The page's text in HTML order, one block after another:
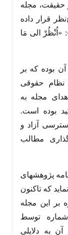
حقیقت، مجله
قرار داده
«اُنْظُرْ الی مَا
بوده که بر
نظام حقوقی
مجله به
بوده است.
آزاد و
مطالب
پژوهشهای
که تاکنون
بر این مجله
توسط
به دلایلی